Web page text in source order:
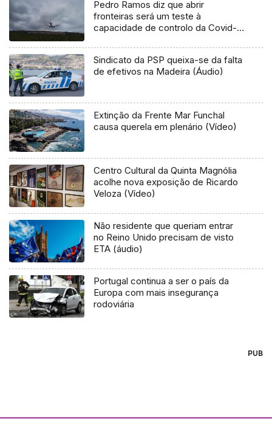
Pedro Ramos diz que abrir
fronteiras será um teste à
capacidade de controlo da Covid-
Sindicato da PSP queixa-se da falta
de efetivos na Madeira (Áudio)
Extinção da Frente Mar Funchal
causa querela em plenário (Vídeo)
Centro Cultural da Quinta Magnólia
acolhe nova exposição de Ricardo
Veloza (Vídeo)
Não residente que queriam entrar
no Reino Unido precisam de visto
ETA (áudio)
Portugal continua a ser o país da
Europa com mais insegurança
rodoviária
PUB